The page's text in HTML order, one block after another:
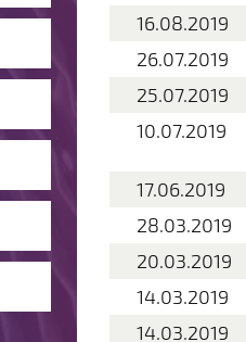
16.08.2019
26.07.2019
25.07.2019
10.07.2019
17.06.2019
28.03.2019
20.03.2019
14.03.2019
14.03.2019